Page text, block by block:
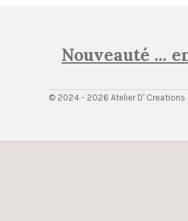
Nouveauté ...
© 2024 - 2026 Atelier D' Creations